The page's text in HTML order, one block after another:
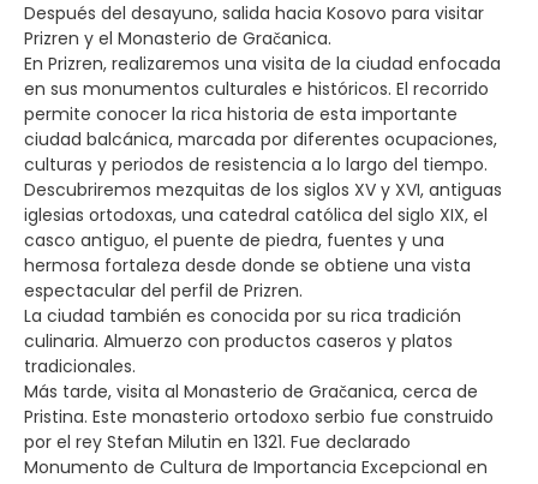
Después del desayuno, salida hacia Kosovo para visitar
Prizren y el Monasterio de Gračanica.
En Prizren, realizaremos una visita de la ciudad enfocada
en sus monumentos culturales e históricos. El recorrido
permite conocer la rica historia de esta importante
ciudad balcánica, marcada por diferentes ocupaciones,
culturas y periodos de resistencia a lo largo del tiempo.
Descubriremos mezquitas de los siglos XV y XVI, antiguas
iglesias ortodoxas, una catedral católica del siglo XIX, el
casco antiguo, el puente de piedra, fuentes y una
hermosa fortaleza desde donde se obtiene una vista
espectacular del perfil de Prizren.
La ciudad también es conocida por su rica tradición
culinaria. Almuerzo con productos caseros y platos
tradicionales.
Más tarde, visita al Monasterio de Gračanica, cerca de
Pristina. Este monasterio ortodoxo serbio fue construido
por el rey Stefan Milutin en 1321. Fue declarado
Monumento de Cultura de Importancia Excepcional en